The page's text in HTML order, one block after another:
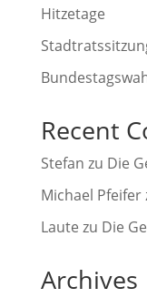
Hitzetage
Recent
Stefan zu Die
Michael Pfeifer
Laute zu Die
Archives